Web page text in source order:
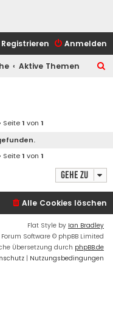
Anmelden
Registrieren
Aktive Themen
Seite1 von 1
Seite1 von 1
Gehe zu
Alle Cookies löschen
Flat Style by Ian Bradley
Software © phpBB Limited
Übersetzung durch phpBB.de
| Nutzungsbedingungen